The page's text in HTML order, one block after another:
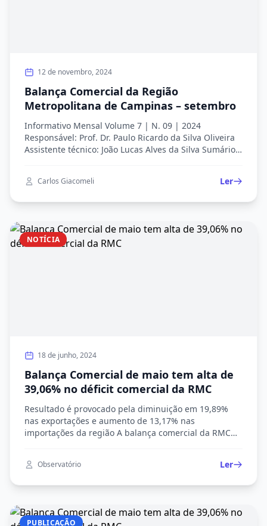
12 de novembro, 2024
Balança Comercial da Região
Metropolitana de Campinas – setembro
Informativo Mensal Volume 7 | N. 09 | 2024
Responsável: Prof. Dr. Paulo Ricardo da Silva Oliveira
Assistente técnico: João Lucas Alves da Silva Sumário
mês 08/2024. Os dados utilizados nas análises são da
Carlos Giacomeli Ler
NOTÍCIA
18 de junho, 2024
Balança Comercial de maio tem alta de
39,06% no déficit comercial da RMC
Resultado é provocado pela diminuição em 19,89%
nas exportações e aumento de 13,17% nas
importações da região A balança comercial da RMC
Isso levando em conta o resultado de diminuição em
Observatório Ler
PUBLICAÇÃO